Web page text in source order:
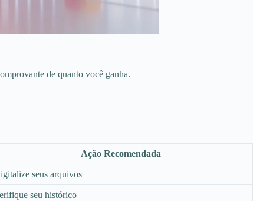
de quanto você ganha.
Ação Recomendada
seus arquivos
seu histórico